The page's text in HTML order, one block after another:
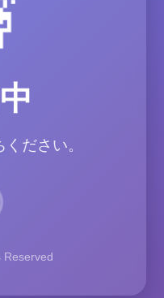
ださい。
Reserved